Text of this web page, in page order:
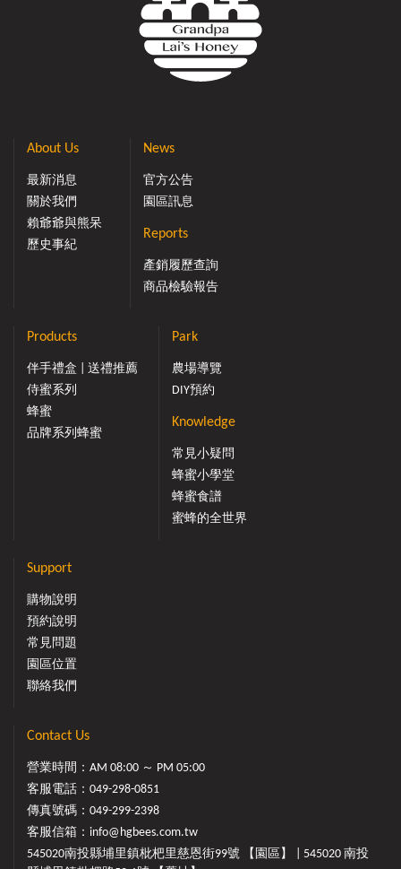
About Us
最新消息
關於我們
賴爺爺與熊呆
歷史事紀
News
官方公告
園區訊息
Reports
產銷履歷查詢
商品檢驗報告
Products
伴手禮盒 | 送禮推薦
侍蜜系列
蜂蜜
品牌系列蜂蜜
Park
農場導覽
DIY預約
Knowledge
常見小疑問
蜂蜜小學堂
蜂蜜食譜
蜜蜂的全世界
Support
購物說明
預約說明
常見問題
園區位置
聯絡我們
Contact Us
營業時間：AM 08:00 ～ PM 05:00
客服電話： 049-298-0851
傳真號碼：049-299-2398
客服信箱： info@hgbees.com.tw
545020南投縣埔里鎮枇杷里慈恩街99號 【園區】 | 545020 南投